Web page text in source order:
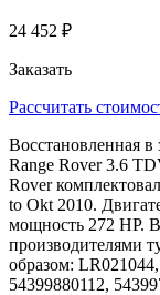
24 452 ₽
Заказать
Рассчитать
Восстановленная в
Range Rover 3.6
Rover
to Okt 2010.
мощность 272 HP.
производителями
образом:
54399880112,